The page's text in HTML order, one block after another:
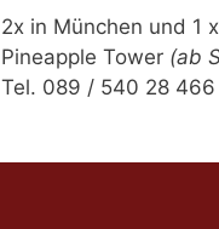
2x in München und 1
Pineapple Tower (ab
Tel. 089 / 540 28 466